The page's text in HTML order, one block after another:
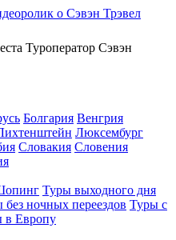
о Сэвэн Трэвел
Туроператор Сэвэн
Болгария Венгрия
Люксембург
Словакия Словения
Туры выходного дня
без ночных переездов Туры с
в Европу